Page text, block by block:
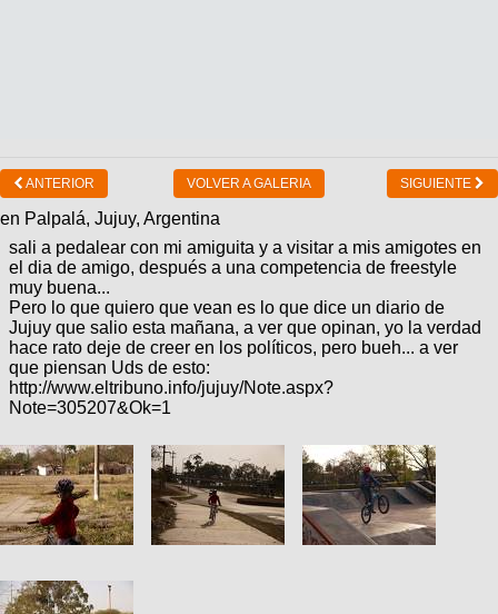
ANTERIOR VOLVER A GALERIA SIGUIENTE
en Palpalá, Jujuy, Argentina
sali a pedalear con mi amiguita y a visitar a mis amigotes en
el dia de amigo, después a una competencia de freestyle
muy buena...
Pero lo que quiero que vean es lo que dice un diario de
Jujuy que salio esta mañana, a ver que opinan, yo la verdad
hace rato deje de creer en los políticos, pero bueh... a ver
que piensan Uds de esto:
http://www.eltribuno.info/jujuy/Note.aspx?
Note=305207&Ok=1